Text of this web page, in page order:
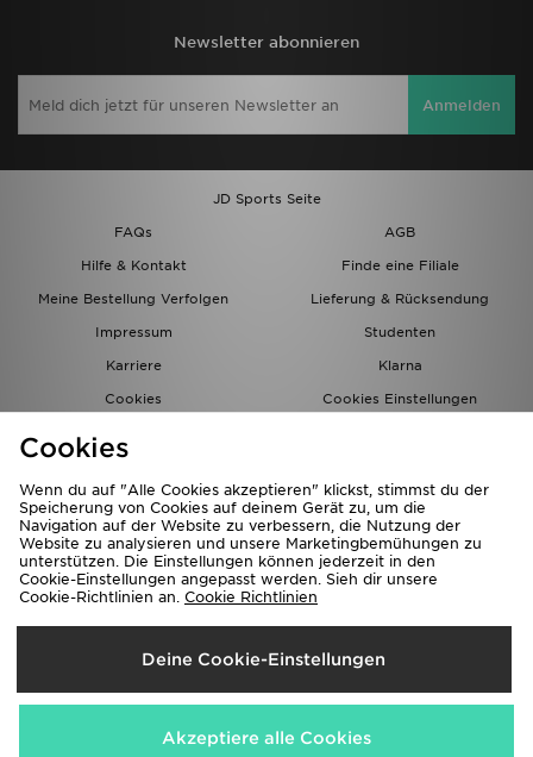
Newsletter abonnieren
Anmelden
JD Sports Seite
FAQs
AGB
Hilfe & Kontakt
Finde eine Filiale
Meine Bestellung Verfolgen
Lieferung & Rücksendung
Impressum
Studenten
Karriere
Klarna
Cookies
Cookies Einstellungen
Lieferung Nach
Deutschland
Wir akzeptieren folgende Zahlungsmethoden
Cookies
Wenn du auf "Alle Cookies akzeptieren" klickst, stimmst du der
Speicherung von Cookies auf deinem Gerät zu, um die
Navigation auf der Website zu verbessern, die Nutzung der
Website zu analysieren und unsere Marketingbemühungen zu
unterstützen. Die Einstellungen können jederzeit in den
Cookie-Einstellungen angepasst werden. Sieh dir unsere
Cookie-Richtlinien an. Cookie Richtlinien
Deine Cookie-Einstellungen
Akzeptiere alle Cookies